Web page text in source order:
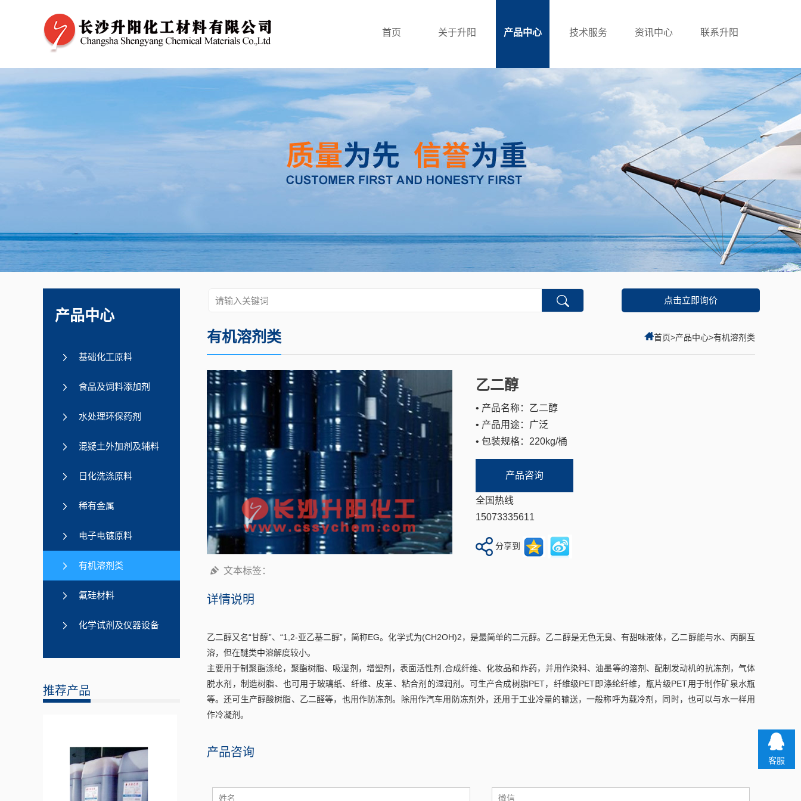
首页 关于升阳 产品中心 技术服务 资讯中心 联系升阳
产品中心
基础化工原料
食品及饲料添加剂
水处理环保药剂
混疑土外加剂及辅料
日化洗涤原料
稀有金属
电子电镀原料
有机溶剂类
氟硅材料
化学试剂及仪器设备
推荐产品
有机溶剂类
点击立即询价
首页>产品中心>有机溶剂类
文本标签：
乙二醇
• 产品名称：乙二醇
• 产品用途：广泛
• 包装规格：220kg/桶
产品咨询
全国热线
15073335611
分享到
详情说明
乙二醇又名“甘醇”、“1,2-亚乙基二醇”，简称EG。化学式为(CH2OH)2，是最简单的二元醇。乙二醇是无色无臭、有甜味液体，乙二醇能与水、丙酮互
溶，但在醚类中溶解度较小。
主要用于制聚酯涤纶，聚酯树脂、吸湿剂，增塑剂，表面活性剂,合成纤维、化妆品和炸药，并用作染料、油墨等的溶剂、配制发动机的抗冻剂，气体
脱水剂，制造树脂、也可用于玻璃纸、纤维、皮革、粘合剂的湿润剂。可生产合成树脂PET，纤维级PET即涤纶纤维，瓶片级PET用于制作矿泉水瓶
等。还可生产醇酸树脂、乙二醛等，也用作防冻剂。除用作汽车用防冻剂外，还用于工业冷量的输送，一般称呼为载冷剂，同时，也可以与水一样用
作冷凝剂。
产品咨询
客服